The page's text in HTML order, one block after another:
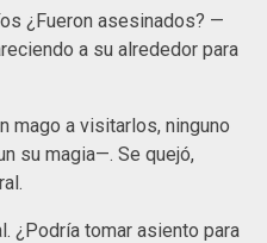
¿Fueron asesinados? —
a su alrededor para
mago a visitarlos, ninguno
su magia—. Se quejó,
¿Podría tomar asiento para